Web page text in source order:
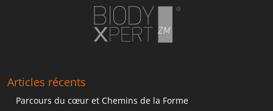
Articles récents
Parcours du cœur et Chemins de la Forme